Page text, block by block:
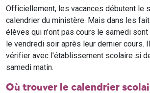
Officiellement, les vacances débutent le
calendrier du ministère. Mais dans les
élèves qui n'ont pas cours le samedi
le vendredi soir après leur dernier cours.
vérifier avec l'établissement scolaire si
samedi matin.
Où trouver le calendrier